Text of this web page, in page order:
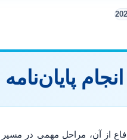
از آن، مراحل مهمی در